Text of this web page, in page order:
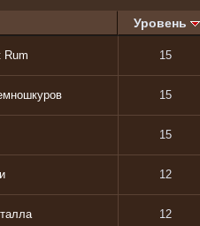
Уровень
Rum 15
15
15
12
12